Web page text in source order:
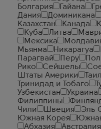
Болгария
Гайана
Дания
Доминикана
Казахстан
Канада
Куба
Литва
Мексика
Мьянма
Никарагуа
Парагвай
Перу
Рико
Сейшелы
Штаты Америки
Тринидад и Тобаго
Узбекистан
Украина
Филиппины
Чили
Швеция
Эль
Южная Корея
Абхазия
Австралия